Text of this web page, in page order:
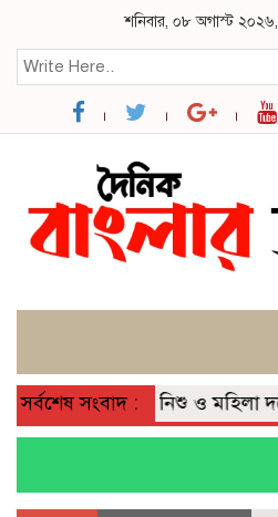
শনিবার, ০৮ অগাস্ট
সর্বশেষ সংবাদ :
সাথে নিশু ও মহিলা দলের